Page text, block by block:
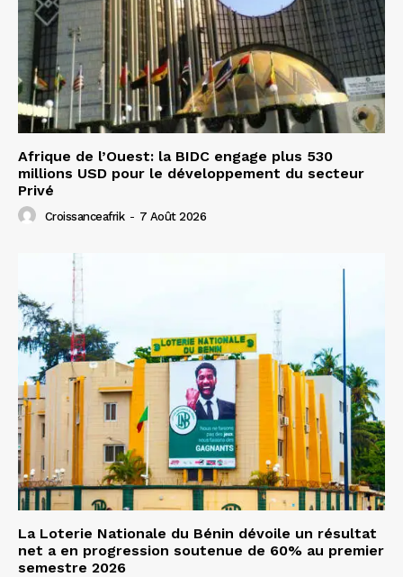
Afrique de l’Ouest: la BIDC engage plus 530
millions USD pour le développement du secteur
Privé
Croissanceafrik - 7 Août 2026
La Loterie Nationale du Bénin dévoile un résultat
net a en progression soutenue de 60% au premier
semestre 2026